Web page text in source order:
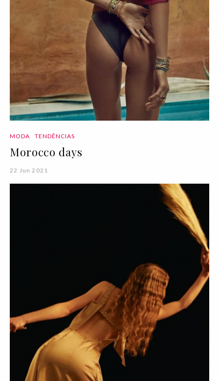
MODA TENDÊNCIAS
Morocco days
22 Jun 2021